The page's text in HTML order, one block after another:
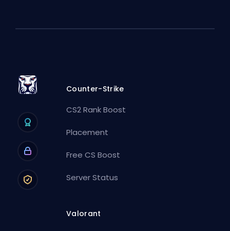
Counter-Strike
CS2 Rank Boost
Placement
Free CS Boost
Server Status
Valorant